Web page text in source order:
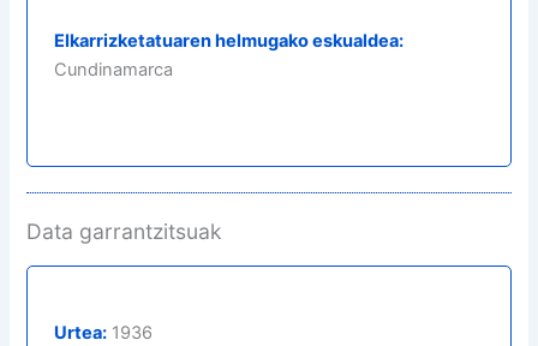
Elkarrizketatuaren helmugako eskualdea:
Cundinamarca
Data garrantzitsuak
Urtea: 1936